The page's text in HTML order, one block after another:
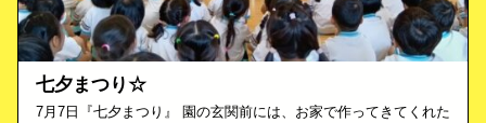
七夕まつり☆
7月7日『七夕まつり』 園の玄関前には、お家で作ってきてくれた